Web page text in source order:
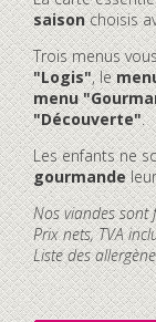
saisonchoisis
Trois menus
"Logis", le
menu
"Découverte".
Les enfants ne
gourmande
Nos viandes sont
Prix nets, TVA
Liste des